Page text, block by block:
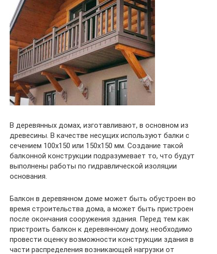
В деревянных домах, изготавливают, в основном из
древесины. В качестве несущих используют балки с
сечением 100х150 или 150х150 мм. Создание такой
балконной конструкции подразумевает то, что будут
выполнены работы по гидравлической изоляции
основания.
Балкон в деревянном доме может быть обустроен во
время строительства дома, а может быть пристроен
после окончания сооружения здания. Перед тем как
пристроить балкон к деревянному дому, необходимо
провести оценку возможности конструкции здания в
части распределения возникающей нагрузки от